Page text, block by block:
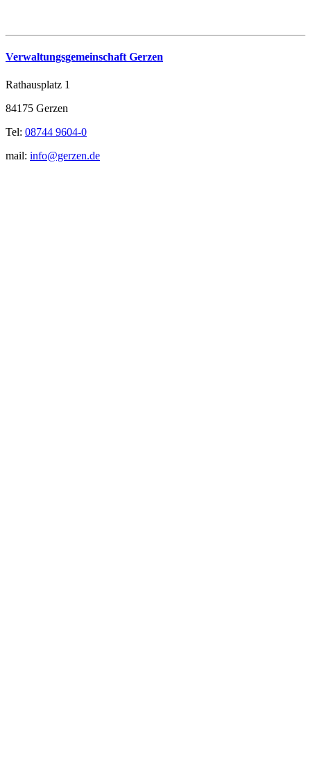
Verwaltungsgemeinschaft Gerzen
Rathausplatz 1
84175 Gerzen
Tel: 08744 9604-0
mail: info@gerzen.de